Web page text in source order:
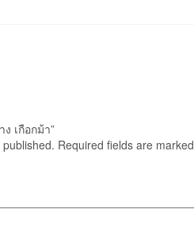
เกือกม้า”
Required fields are marked